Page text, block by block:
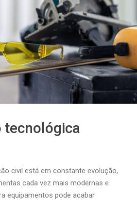
tecnológica
civil está em constante evolução,
cada vez mais modernas e
equipamentos pode acabar